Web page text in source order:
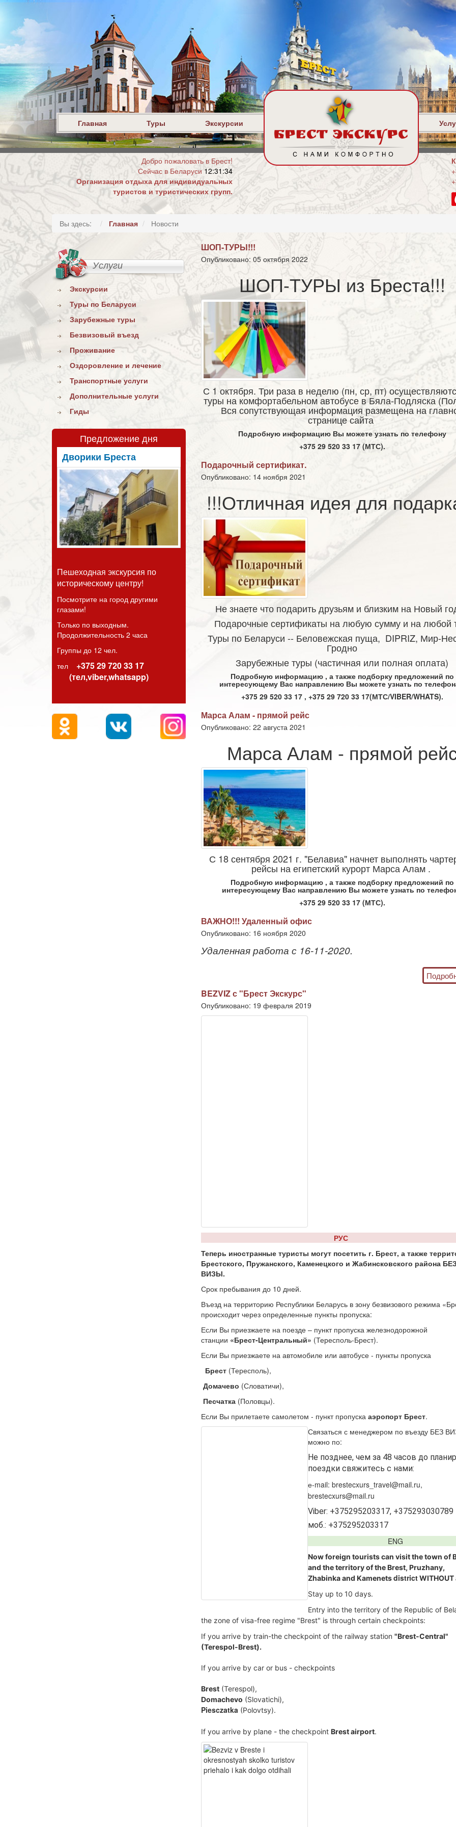
Главная Туры Экскурсии
Добро пожаловать в Брест!
Сейчас в Беларуси 12:31:35
Организация отдыха для индивидуальных
туристов и туристических групп.
Вы здесь: Главная Новости
Услуги
Экскурсии
Туры по Беларуси
Зарубежные туры
Безвизовый въезд
Проживание
Оздоровление и лечение
Транспортные услуги
Дополнительные услуги
Гиды
Предложение дня
Дворики Бреста
Пешеходная экскурсия по
историческому центру!
Посмотрите на город другими
глазами!
Только по выходным.
Продолжительность 2 часа
Группы до 12 чел.
тел +375 29 720 33 17
(тел,viber,whatsapp)
ШОП-ТУРЫ!!!
Опубликовано: 05 октября 2022
ШОП-ТУРЫ из Бреста!!!
С 1 октября. Три раза в неделю (пн, ср, пт)
туры на комфортабельном автобусе в Бяла-Подляска
Вся сопутствующая информация размещена на
странице сайта
Подробную информацию Вы можете узнать по телефону
+375 29 520 33 17 (МТС).
Подарочный сертификат.
Опубликовано: 14 ноября 2021
!!!Отличная идея для
Не знаете что подарить друзьям и близким на Новый
Подарочные сертификаты на любую сумму и на любой
Туры по Беларуси -- Беловежская пуща, DIPRIZ, Мир-
Гродно
Зарубежные туры (частичная или полная оплата)
Подробную информацию , а также подборку предложений по
интересующему Вас направлению Вы можете узнать по
+375 29 520 33 17 , +375 29 720 33 17(МТС/VIBER/WHATS).
Марса Алам - прямой рейс
Опубликовано: 22 августа 2021
Марса Алам - прямой
С 18 сентября 2021 г. "Белавиа" начнет выполнять
рейсы на египетский курорт Марса Алам .
Подробную информацию , а также подборку предложений по
интересующему Вас направлению Вы можете узнать по
+375 29 520 33 17 (МТС).
ВАЖНО!!! Удаленный офис
Опубликовано: 16 ноября 2020
Удаленная работа с 16-11-2020.
BEZVIZ с "Брест Экскурс"
Опубликовано: 19 февраля 2019
РУС
Теперь иностранные туристы могут посетить г. Брест, а также
Брестского, Пружанского, Каменецкого и Жабинсковского района БЕЗ
ВИЗЫ.
Срок пребывания до 10 дней.
Въезд на территорию Республики Беларусь в зону безвизового режима
происходит через определенные пункты пропуска:
Если Вы приезжаете на поезде – пункт пропуска железнодорожной
станции «Брест-Центральный» (Тересполь-Брест).
Если Вы приезжаете на автомобиле или автобусе - пункты пропуска
Брест(Тересполь),
Домачево (Словатичи),
Песчатка(Половцы).
Если Вы прилетаете самолетом - пункт пропуска аэропорт Брест.
Связаться с менеджером по въезду БЕЗ
можно по:
Не позднее, чем за 48 часов до
поездки свяжитесь с нами:
е-mail: brestecxurs_travel@mail.ru,
brestecxurs@mail.ru
Viber: +375295203317, +375293030789
моб.: +375295203317
ENG
Now foreign tourists can visit the town of
and the territory of the Brest, Pruzhany,
Zhabinkaand KamenetsdistrictWITHOUT
Stay up to 10 days.
Entry into the territory of the Republic of
the zone of visa-free regime "Brest" is through certain checkpoints:
If you arrive by train-the checkpoint of the railway station "Brest-Central"
(Terespol-Brest).
If you arrive by car or bus - checkpoints
Brest(Terespol),
Domachevo (Slovatichi),
Piesczatka (Polovtsy).
If you arrive by plane - the checkpoint Brest airport.